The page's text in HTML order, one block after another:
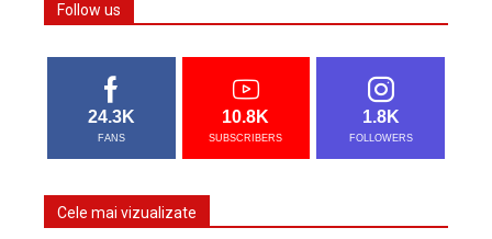
Follow us
24.3K
FANS
10.8K
SUBSCRIBERS
1.8K
FOLLOWERS
Cele mai vizualizate